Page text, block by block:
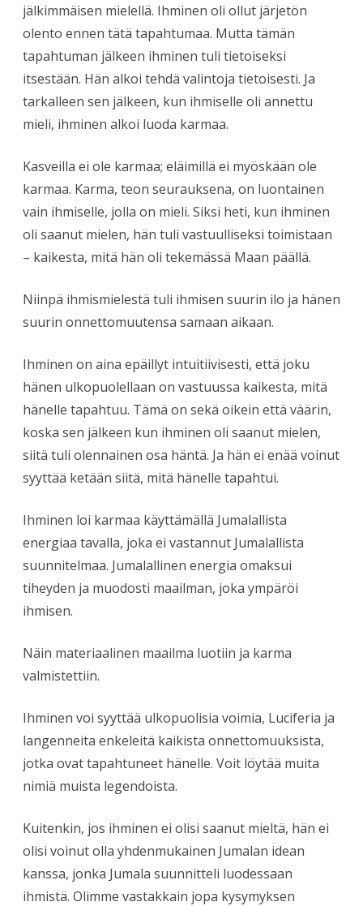
jälkimmäisen mielellä. Ihminen oli ollut järjetön
olento ennen tätä tapahtumaa. Mutta tämän
tapahtuman jälkeen ihminen tuli tietoiseksi
itsestään. Hän alkoi tehdä valintoja tietoisesti. Ja
tarkalleen sen jälkeen, kun ihmiselle oli annettu
mieli, ihminen alkoi luoda karmaa.
Kasveilla ei ole karmaa; eläimillä ei myöskään ole
karmaa. Karma, teon seurauksena, on luontainen
vain ihmiselle, jolla on mieli. Siksi heti, kun ihminen
oli saanut mielen, hän tuli vastuulliseksi toimistaan
– kaikesta, mitä hän oli tekemässä Maan päällä.
Niinpä ihmismielestä tuli ihmisen suurin ilo ja hänen
suurin onnettomuutensa samaan aikaan.
Ihminen on aina epäillyt intuitiivisesti, että joku
hänen ulkopuolellaan on vastuussa kaikesta, mitä
hänelle tapahtuu. Tämä on sekä oikein että väärin,
koska sen jälkeen kun ihminen oli saanut mielen,
siitä tuli olennainen osa häntä. Ja hän ei enää voinut
syyttää ketään siitä, mitä hänelle tapahtui.
Ihminen loi karmaa käyttämällä Jumalallista
energiaa tavalla, joka ei vastannut Jumalallista
suunnitelmaa. Jumalallinen energia omaksui
tiheyden ja muodosti maailman, joka ympäröi
ihmisen.
Näin materiaalinen maailma luotiin ja karma
valmistettiin.
Ihminen voi syyttää ulkopuolisia voimia, Luciferia ja
langenneita enkeleitä kaikista onnettomuuksista,
jotka ovat tapahtuneet hänelle. Voit löytää muita
nimiä muista legendoista.
Kuitenkin, jos ihminen ei olisi saanut mieltä, hän ei
olisi voinut olla yhdenmukainen Jumalan idean
kanssa, jonka Jumala suunnitteli luodessaan
ihmistä. Olimme vastakkain jopa kysymyksen